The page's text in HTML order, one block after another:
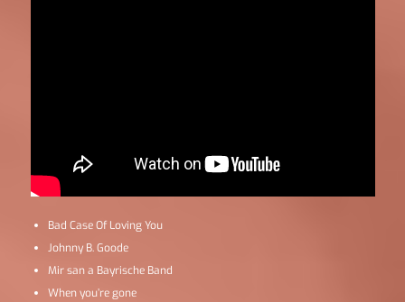
Bad Case Of Loving You
Johnny B. Goode
Mir san a Bayrische Band
When you’re gone